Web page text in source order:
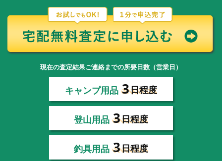
現在の査定結果ご連絡までの所要日数（営業日）
キャンプ用品 3日程度
登山用品 3日程度
釣具用品 3日程度